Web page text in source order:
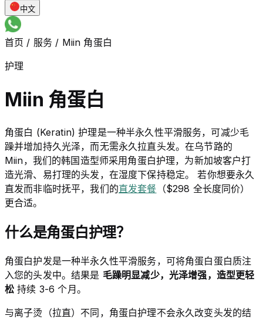
中文
首页 / 服务 / Miin 角蛋白
护理
Miin 角蛋白
角蛋白 (Keratin) 护理是一种半永久性平滑服务，可减少毛
躁并增加持久光泽，而无需永久拉直头发。在乌节路的
Miin，我们的韩国造型师采用角蛋白护理，为新加坡客户打
造光滑、易打理的头发，在湿度下保持稳定。 若你想要永久
直发而非临时抚平，我们的直发套餐 （$298 全长度同价）
更合适。
什么是角蛋白护理？
角蛋白护发是一种半永久性平滑服务，可将角蛋白蛋白质注
入您的头发中。结果是 毛躁明显减少，光泽增强，造型更轻
松 持续 3-6 个月。
与离子烫（拉直）不同，角蛋白护理不会永久改变头发的结